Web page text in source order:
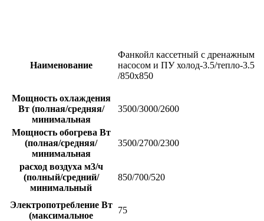
Наименование
Фанкойл кассетный с дренажным
насосом и ПУ холод-3.5/тепло-3.5
/850х850
Мощность охлаждения
Вт (полная/средняя/
минимальная
3500/3000/2600
Мощность обогрева Вт
(полная/средняя/
минимальная
3500/2700/2300
расход воздуха м3/ч
(полный/средний/
минимальный
850/700/520
Электропотребление Вт
(максимальное
75